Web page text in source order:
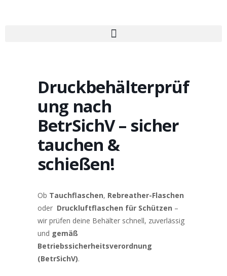
Druckbehälterprüf
ung nach
BetrSichV – sicher
tauchen &
schießen!
Ob Tauchflaschen, Rebreather-Flaschen
oder Druckluftflaschen für Schützen –
wir prüfen deine Behälter schnell, zuverlässig
und gemäß
Betriebssicherheitsverordnung
(BetrSichV).